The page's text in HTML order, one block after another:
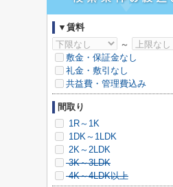
▼賃料
～
敷金・保証金なし
礼金・敷引なし
共益費・管理費込み
間取り
1R～1K
1DK～1LDK
2K～2LDK
3K～3LDK
4K～4LDK以上